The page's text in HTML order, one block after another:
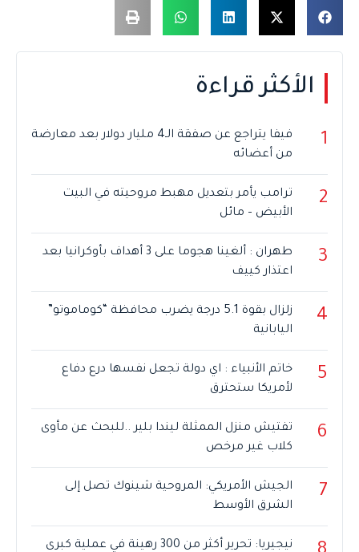
الأكثر قراءة
1
فيفا يتراجع عن صفقة الـ4 مليار دولار بعد معارضة
من أعضائه
2
ترامب يأمر بتعديل مهبط مروحيته في البيت
الأبيض – مائل
3
طهران : ألغينا هجوما على 3 أهداف بأوكرانيا بعد
اعتذار كييف
4
زلزال بقوة 5.1 درجة يضرب محافظة “كوماموتو”
اليابانية
5
خاتم الأنبياء : اي دولة تجعل نفسها درع دفاع
لأمريكا ستحترق
6
تفتيش منزل الممثلة ليندا بلير ..للبحث عن مأوى
كلاب غير مرخص
7
الجيش الأمريكي: المروحية شينوك تصل إلى
الشرق الأوسط
نيجيريا: تحرير أكثر من 300 رهينة في عملية كبرى